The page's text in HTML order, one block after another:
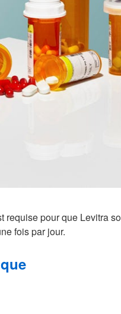
requise pour que Levitra
fois par jour.